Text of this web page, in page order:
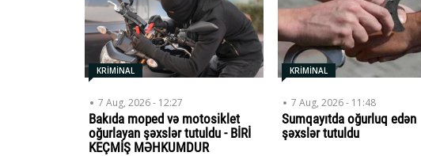
KRİMİNAL
7 Aug, 2026 - 12:27
Bakıda moped və motosiklet
oğurlayan şəxslər tutuldu - BİRİ
KEÇMİŞ MƏHKUMDUR
KRİMİNAL
7 Aug, 2026 - 11:48
Sumqayıtda oğurluq edən
şəxslər tutuldu